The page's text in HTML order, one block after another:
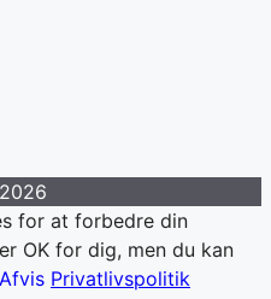
for at forbedre din
OK for dig, men du kan
Afvis Privatlivspolitik